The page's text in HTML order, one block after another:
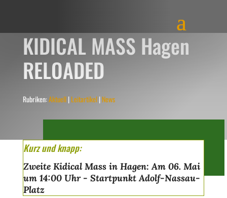
KIDICAL MASS Hagen
RELOADED
Rubriken:Aktuell|Leitartikel|News
Kurz und knapp:
Zweite Kidical Mass in Hagen: Am 06. Mai
um 14:00 Uhr - Startpunkt Adolf-Nassau-
Platz